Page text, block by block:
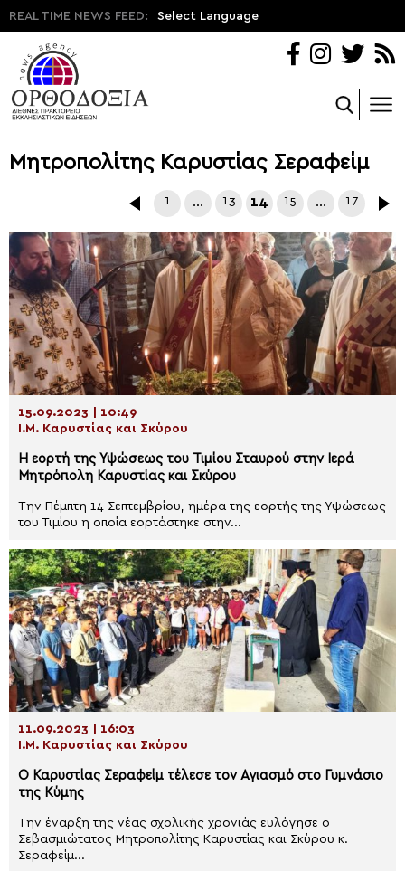
REAL TIME NEWS FEED: Select Language
Μητροπολίτης Καρυστίας Σεραφείμ
1 … 13 14 15 … 17
15.09.2023 | 10:49
Ι.Μ. Καρυστίας και Σκύρου
Η εορτή της Υψώσεως του Τιμίου Σταυρού στην Ιερά
Μητρόπολη Καρυστίας και Σκύρου
Την Πέμπτη 14 Σεπτεμβρίου, ημέρα της εορτής της Υψώσεως
του Τιμίου η οποία εορτάστηκε στην...
11.09.2023 | 16:03
Ι.Μ. Καρυστίας και Σκύρου
Ο Καρυστίας Σεραφείμ τέλεσε τον Αγιασμό στο Γυμνάσιο
της Κύμης
Την έναρξη της νέας σχολικής χρονιάς ευλόγησε ο
Σεβασμιώτατος Μητροπολίτης Καρυστίας και Σκύρου κ.
Σεραφείμ...